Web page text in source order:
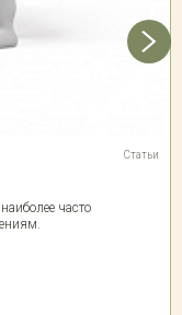
Статьи
часто